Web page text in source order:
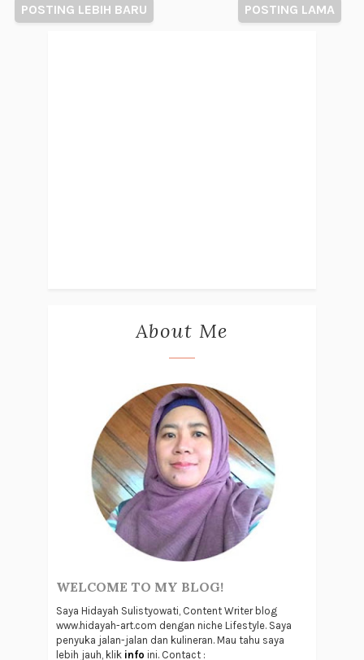
POSTING LEBIH BARU POSTING LAMA
About Me
WELCOME TO MY BLOG!
Saya Hidayah Sulistyowati, Content Writer blog
www.hidayah-art.com dengan niche Lifestyle. Saya
penyuka jalan-jalan dan kulineran. Mau tahu saya
lebih jauh, klik info ini. Contact :